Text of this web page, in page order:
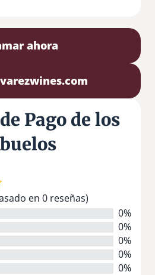
ahora
Pago de los
en 0 reseñas)
0%
0%
0%
0%
0%